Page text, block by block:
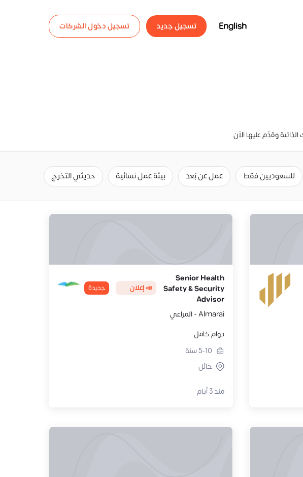
English تسجيل جديد تسجيل دخول الشركات
للسعوديين فقط عمل عن بُعد بيئة عمل نسائية حديثي التخرج
Senior Health
Safety & Security
Advisor
📣 إعلان جديدة
Almarai - المراعي
دوام كامل
5-10سنة
حائل
منذ 3 أيام